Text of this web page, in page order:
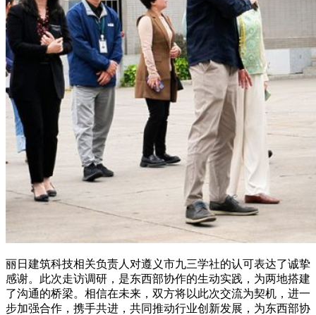
丽日建筑科技相关负责人对遵义市九三学社的认可表达了诚挚
感谢。此次走访调研，是东西部协作的生动实践，为两地搭建
了沟通的桥梁。相信在未来，双方将以此次交流为契机，进一
步加强合作，携手共进，共同推动行业创新发展，为东西部协